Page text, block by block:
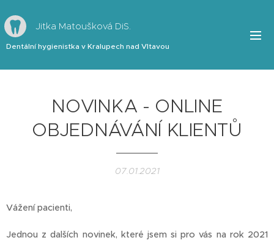
Jitka Matoušková DiS.
Dentální hygienistka v Kralupech nad Vltavou
NOVINKA - ONLINE
OBJEDNÁVÁNÍ KLIENTŮ
07.01.2021
Vážení pacienti,
Jednou z dalších novinek, které jsem si pro vás na rok 2021